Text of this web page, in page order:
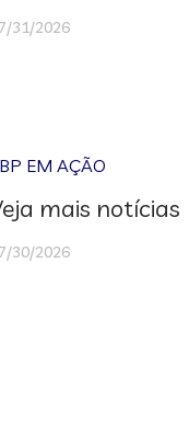
31/2026
EM AÇÃO
mais notícias
30/2026